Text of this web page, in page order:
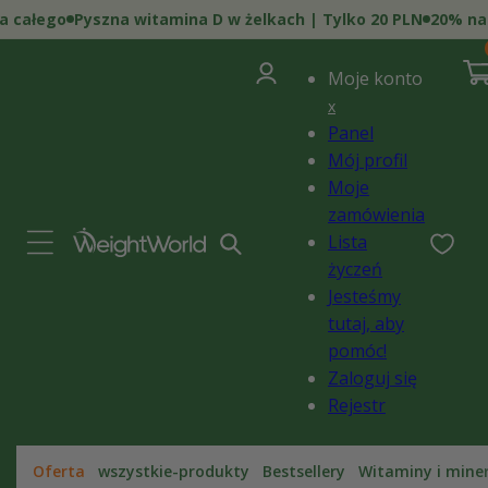
do
treści
Pyszna witamina D w żelkach | Tylko 20 PLN 20% na
Oferta wszystkie-produkty Bestsellery Witaminy i
Zaloguj
się
Moje konto
x
Panel
Mój profil
Moje
zamówienia
Lista
życzeń
Jesteśmy
tutaj, aby
pomóc!
Zaloguj się
Rejestr
0